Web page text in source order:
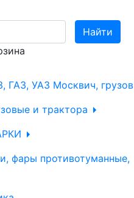
ГАЗ, УАЗ Москвич,
и трактора
фары противотуманные,